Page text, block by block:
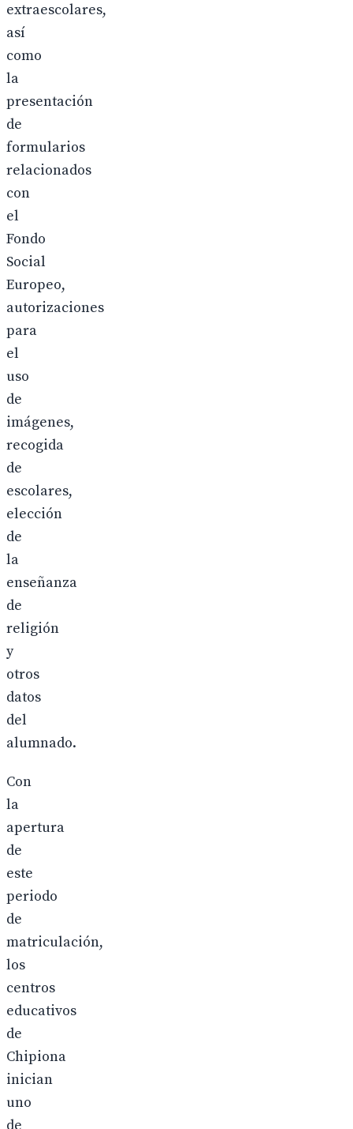
extraescolares,
así
como
la
presentación
de
formularios
relacionados
con
el
Fondo
Social
Europeo,
autorizaciones
para
el
uso
de
imágenes,
recogida
de
escolares,
elección
de
la
enseñanza
de
religión
y
otros
datos
del
alumnado.
Con
la
apertura
de
este
periodo
de
matriculación,
los
centros
educativos
de
Chipiona
inician
uno